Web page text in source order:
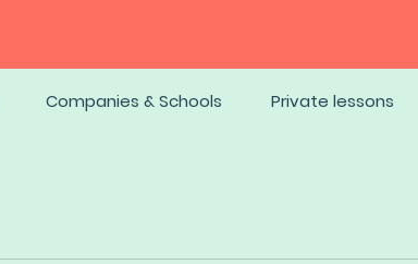
Companies & Schools Private lessons